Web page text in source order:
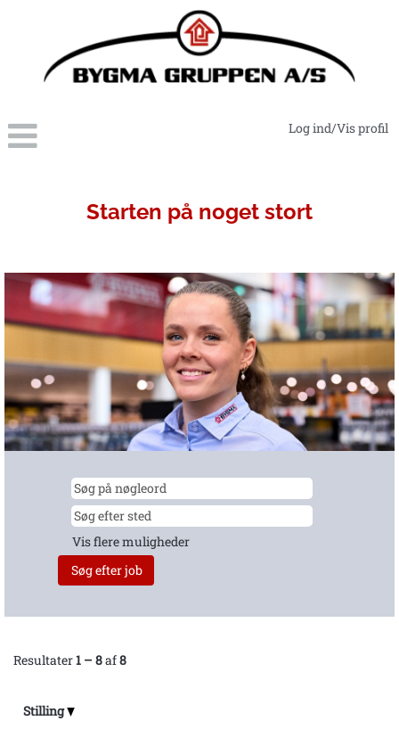
Log ind/Vis profil
Starten på noget stort
Vis flere muligheder
Resultater1 – 8af8
Stilling